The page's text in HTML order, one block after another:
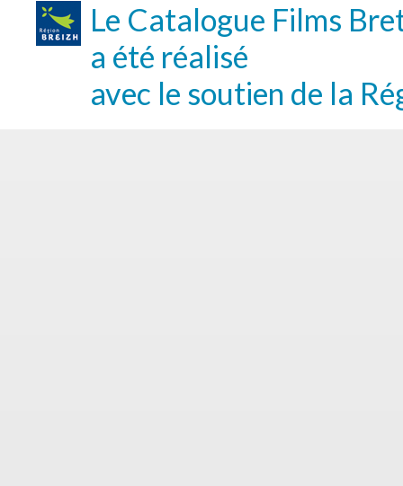
Le Catalogue Films
a été réalisé
avec le soutien de la